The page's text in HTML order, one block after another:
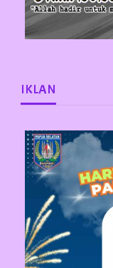
IKLAN